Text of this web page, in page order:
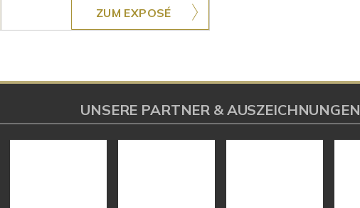
ZUM EXPOSÉ
UNSERE PARTNER & AUSZEICHNUNGEN